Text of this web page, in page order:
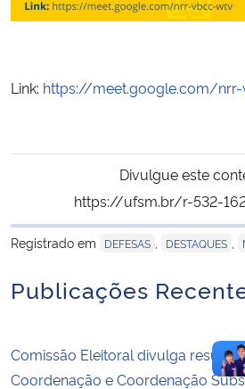
Banco Central do Brasil
Link: https://meet.google.com/
Divulgue este
https://ufsm.br/r-532-
Registrado em
DEFESAS DESTAQUES
Publicações
Comissão Eleitoral divulga
Coordenação e Coordenação